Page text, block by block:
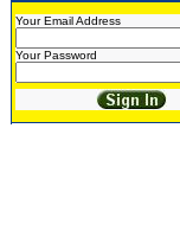
Your Email Address
Your Password